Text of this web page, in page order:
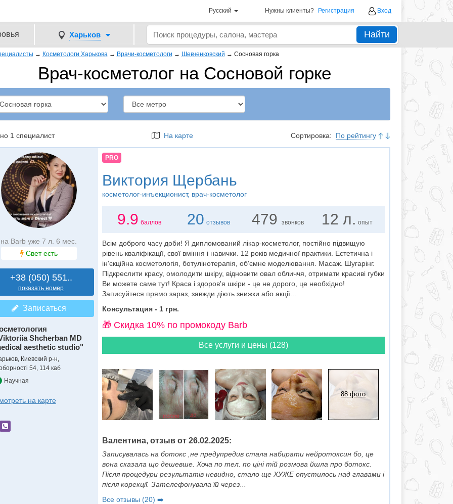
Русский Нужны клиенты? Регистрация Вход
Харьков Найти
→ Косметологи Харькова → Врачи-косметологи → Шевченковский → Сосновая горка
Врач-косметолог на Сосновой горке
1 специалист На карте Сортировка: По рейтингу
на Barb уже 7 л. 6 мес.
Свет есть
+38 (050) 551..
показать номер
Записаться
Shcherban MD
aesthetic studio"
Киевский р-н,
54, 114 каб
Научная
на карте
PRO
Виктория Щербань
косметолог-инъекционист, врач-косметолог
9.9 баллов 20 отзывов 479 звонков 12 л. опыт
Всім доброго часу доби! Я дипломований лікар-косметолог, постійно підвищую
рівень кваліфікації, свої вміння і навички. 12 років медичної практики. Естетична і
ін'єкційна косметологія, ботулінотерапія, об'ємне моделювання. Масаж. Шугарінг.
Підкреслити красу, омолодити шкіру, відновити овал обличчя, отримати красиві губки
Ви можете саме тут! Краса і здоров'я шкіри - це не дорого, це необхідно!
Записуйтеся прямо зараз, завжди діють знижки або акції...
Консультация - 1 грн.
🎁 Cкидка 10% по промокоду Barb
Все услуги и цены (128)
88 фото
Валентина, отзыв от 26.02.2025:
Записувалась на ботокс ,не предупредив стала набирати нейротоксин бо, це
вона сказала що дешевше. Хоча по тел. по ціні тій розмова йшла про ботокс.
Після процедури результатів невидно, стало ще ХУЖЕ опустилось над главами і
після корекції. Зателефонувала їй через...
Все отзывы (20) ➡️